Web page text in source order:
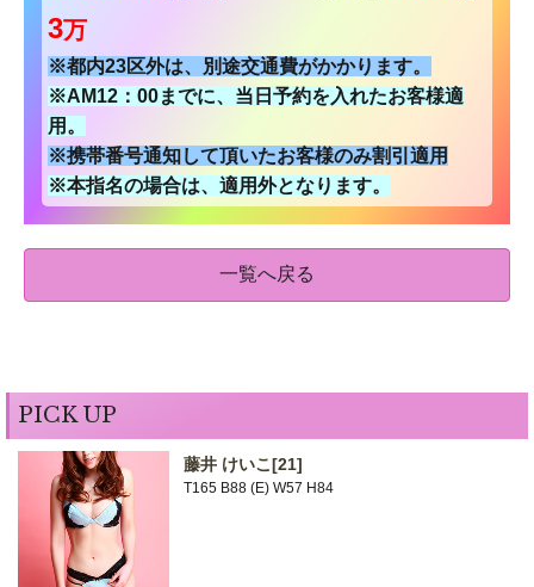
3万
※都内23区外は、別途交通費がかかります。
※AM12：00までに、当日予約を入れたお客様適
用。
※携帯番号通知して頂いたお客様のみ割引適用
※本指名の場合は、適用外となります。
一覧へ戻る
PICK UP
藤井 けいこ[21]
T165 B88 (E) W57 H84